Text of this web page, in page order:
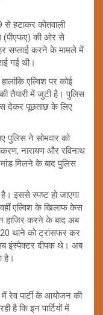
से हटाकर कोतवाली
(पीएफए) की ओर से
सप्लाई करने के मामले में
गई थी।
एल्विश पर कोई
की तैयारी में जुटी है। पुलिस
देकर पूछताछ के लिए
पुलिस ने सोमवार को
नारायण और रविनाथ
मिलने के बाद पुलिस
है। इससे स्पष्ट हो जाएगा
वहीं एल्विश के खिलाफ केस
हाजिर करने के बाद अब
थाने को ट्रांसफर कर
इंस्पेक्टर दीपक थे। अब
है।
रेव पार्टी के आयोजन की
है कि इन पार्टियों में